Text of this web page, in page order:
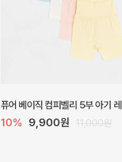
40% 22,200원 37,000원